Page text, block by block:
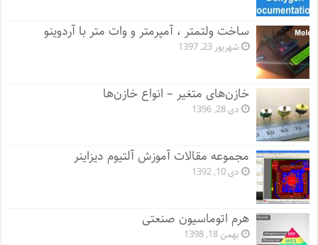
ساخت ولتمتر ، آمپرمتر و وات متر با آردوینو
شهریور 23, 1397
خازن‌های متغیر – انواع خازن‌ها
دی 28, 1396
مجموعه مقالات آموزش آلتیوم دیزاینر
دی 10, 1392
هرم اتوماسیون صنعتی
بهمن 18, 1398